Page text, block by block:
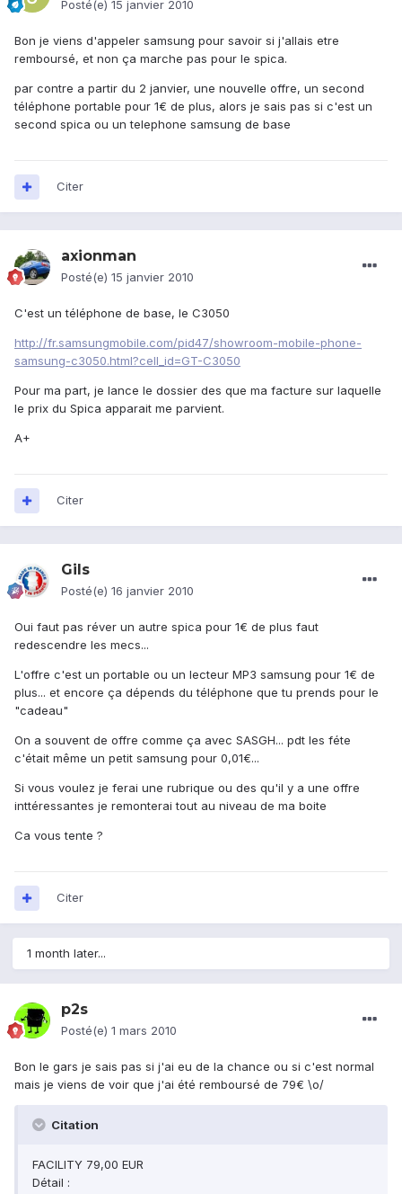
Posté(e) 15 janvier 2010
Bon je viens d'appeler samsung pour savoir si j'allais etre
remboursé, et non ça marche pas pour le spica.
par contre a partir du 2 janvier, une nouvelle offre, un second
téléphone portable pour 1€ de plus, alors je sais pas si c'est un
second spica ou un telephone samsung de base
Citer
axionman
Posté(e) 15 janvier 2010
C'est un téléphone de base, le C3050
http://fr.samsungmobile.com/pid47/showroom-mobile-phone-
samsung-c3050.html?cell_id=GT-C3050
Pour ma part, je lance le dossier des que ma facture sur laquelle
le prix du Spica apparait me parvient.
A+
Citer
Gils
Posté(e) 16 janvier 2010
Oui faut pas réver un autre spica pour 1€ de plus faut
redescendre les mecs...
L'offre c'est un portable ou un lecteur MP3 samsung pour 1€ de
plus... et encore ça dépends du téléphone que tu prends pour le
"cadeau"
On a souvent de offre comme ça avec SASGH... pdt les féte
c'était même un petit samsung pour 0,01€...
Si vous voulez je ferai une rubrique ou des qu'il y a une offre
inttéressantes je remonterai tout au niveau de ma boite
Ca vous tente ?
Citer
1 month later...
p2s
Posté(e) 1 mars 2010
Bon le gars je sais pas si j'ai eu de la chance ou si c'est normal
mais je viens de voir que j'ai été remboursé de 79€ \o/
Citation
FACILITY 79,00 EUR
Détail :